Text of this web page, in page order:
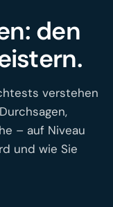
den
verstehen
– auf Niveau
und wie Sie